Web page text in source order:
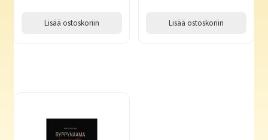
Lisää ostoskoriin Lisää ostoskoriin